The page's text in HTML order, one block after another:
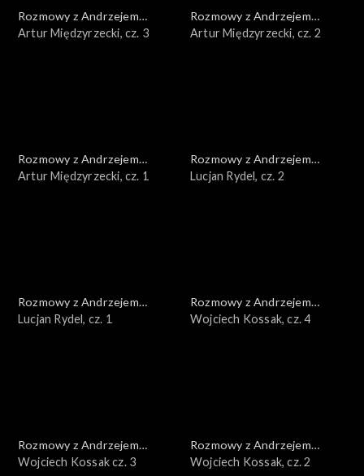
Rozmowy z Andrzejem
Doboszem
Artur Międzyrzecki, cz. 3
Rozmowy z Andrzejem
Doboszem
Artur Międzyrzecki, cz. 2
Rozmowy z Andrzejem
Doboszem
Artur Międzyrzecki, cz. 1
Rozmowy z Andrzejem
Doboszem
Lucjan Rydel, cz. 2
Rozmowy z Andrzejem
Doboszem
Lucjan Rydel, cz. 1
Rozmowy z Andrzejem
Doboszem
Wojciech Kossak, cz. 4
Rozmowy z Andrzejem
Doboszem
Wojciech Kossak cz. 3
Rozmowy z Andrzejem
Doboszem
Wojciech Kossak, cz. 2